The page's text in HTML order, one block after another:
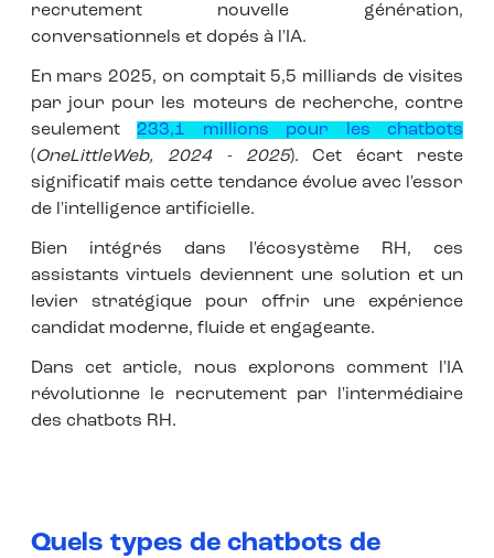
recrutement nouvelle génération,
conversationnels et dopés à l'IA.
En mars 2025, on comptait 5,5 milliards de visites
par jour pour les moteurs de recherche, contre
seulement 233,1 millions pour les chatbots
(OneLittleWeb, 2024 - 2025). Cet écart reste
significatif mais cette tendance évolue avec l'essor
de l'intelligence artificielle.
Bien intégrés dans l'écosystème RH, ces
assistants virtuels deviennent une solution et un
levier stratégique pour offrir une expérience
candidat moderne, fluide et engageante.
Dans cet article, nous explorons comment l'IA
révolutionne le recrutement par l'intermédiaire
des chatbots RH.
Quels types de chatbots de